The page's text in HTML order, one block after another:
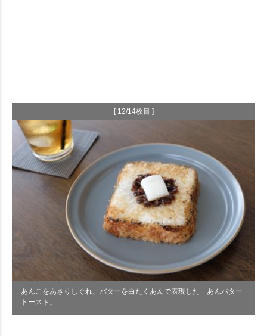
[ 12/14枚目 ]
あんこをあさりしぐれ、バターを白たくあんで表現した「あんバター
トースト」